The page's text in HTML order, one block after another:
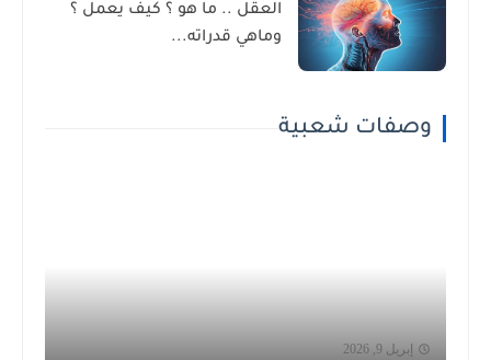
العقل .. ما هو ؟ كيف يعمل ؟
وماهي قدراته...
وصفات شعبية
إبريل 9, 2026